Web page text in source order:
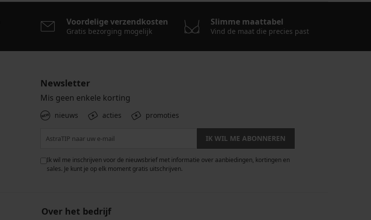
Voordelige verzendkosten
Gratis bezorging mogelijk
Slimme maattabel
Vind de maat die precies past
Newsletter
Mis geen enkele korting
nieuws acties promoties
IK WIL ME ABONNEREN
Ik wil me inschrijven voor de nieuwsbrief met informatie over aanbiedingen, kortingen en
sales. Je kunt je op elk moment gratis uitschrijven.
Over het bedrijf